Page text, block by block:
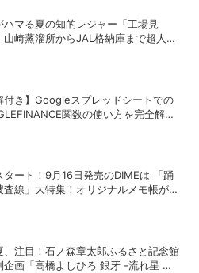
ハマる夏の知的レジャー「工場見
山崎蒸溜所からJAL格納庫まで超人気
付き】Googleスプレッドシートでの
関数の使い方を完全解
タート！9月16日発売のDIMEは 「踊
査線」大特集！オリジナルメモ帳が特
、注目！石ノ森章太郎ふるさと記念館
企画「高橋よしひろ 銀牙 -流れ星 銀-